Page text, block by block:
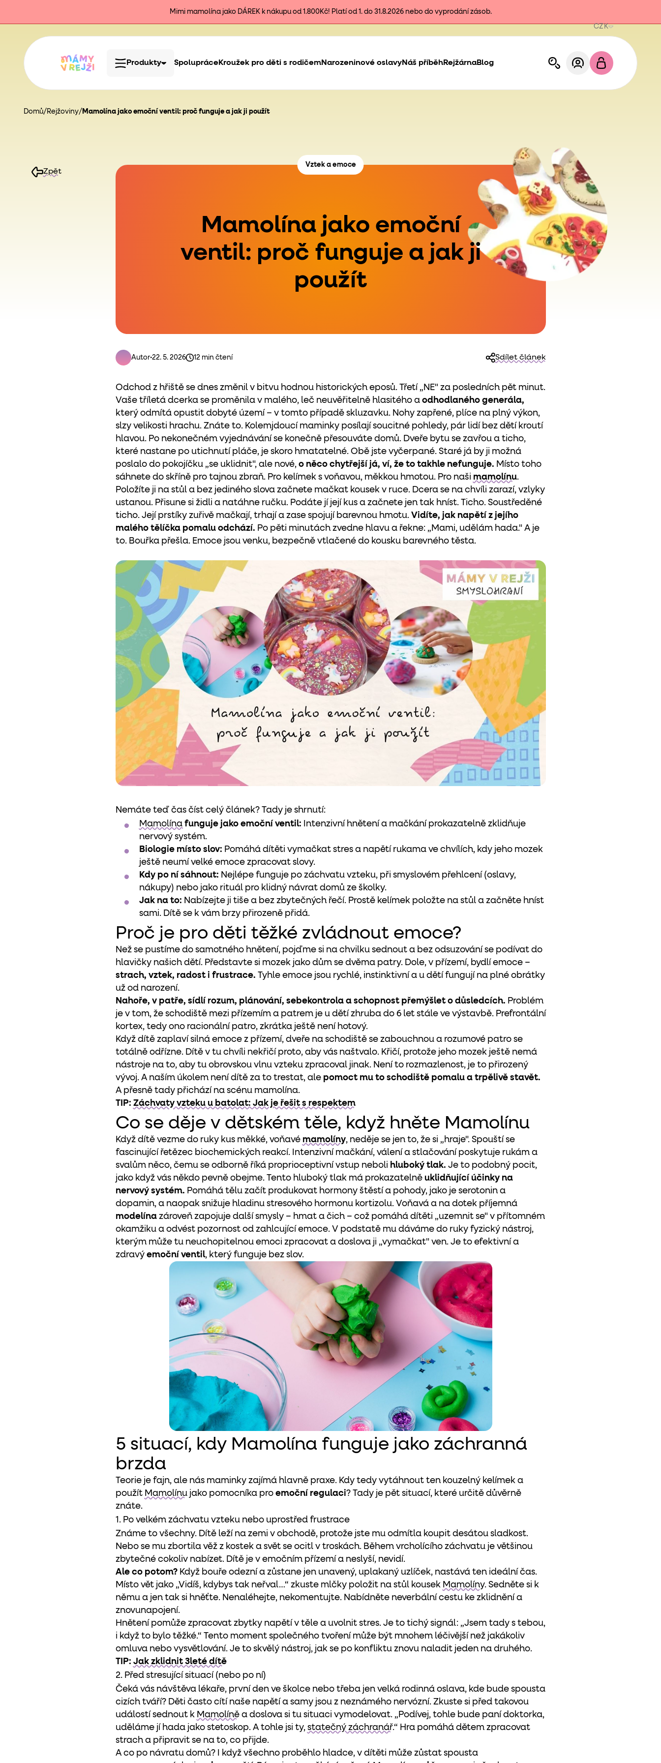
Mimi mamolína jako DÁREK k nákupu od 1.800Kč! Platí od 1. do 31.8.2026 nebo do vyprodání zásob.
CZK
Produkty SpolupráceKroužek pro děti s rodičemNarozeninové oslavyNáš příběhRejžárnaBlog
Domů/ Rejžoviny/ Mamolína jako emoční ventil: proč funguje a jak ji použít
Zpět
Vztek a emoce
Mamolína jako emoční
ventil: proč funguje a jak ji
použít
Autor•22. 5. 2026 12 min čtení Sdílet článek
Odchod z hřiště se dnes změnil v bitvu hodnou historických eposů. Třetí „NE" za posledních pět minut.
Vaše tříletá dcerka se proměnila v malého, leč neuvěřitelně hlasitého aodhodlaného generála,
který odmítá opustit dobyté území – v tomto případě skluzavku. Nohy zapřené, plíce na plný výkon,
slzy velikosti hrachu. Znáte to. Kolemjdoucí maminky posílají soucitné pohledy, pár lidí bez dětí kroutí
hlavou. Po nekonečném vyjednávání se konečně přesouváte domů. Dveře bytu se zavřou a ticho,
které nastane po utichnutí pláče, je skoro hmatatelné. Obě jste vyčerpané. Staré já by ji možná
poslalo do pokojíčku „se uklidnit", ale nové, o něco chytřejší já, ví, že to takhle nefunguje. Místo toho
sáhnete do skříně pro tajnou zbraň. Pro kelímek s voňavou, měkkou hmotou. Pro naši mamolínu.
Položíte ji na stůl a bez jediného slova začnete mačkat kousek v ruce. Dcera se na chvíli zarazí, vzlyky
ustanou. Přisune si židli a natáhne ručku. Podáte jí její kus a začnete jen tak hníst. Ticho. Soustředěné
ticho. Její prstíky zuřivě mačkají, trhají a zase spojují barevnou hmotu. Vidíte, jak napětí z jejího
malého tělíčka pomalu odchází. Po pěti minutách zvedne hlavu a řekne: „Mami, udělám hada." A je
to. Bouřka přešla. Emoce jsou venku, bezpečně vtlačené do kousku barevného těsta.
Nemáte teď čas číst celý článek? Tady je shrnutí:
Mamolína funguje jako emoční ventil: Intenzivní hnětení a mačkání prokazatelně zklidňuje
nervový systém.
Biologie místo slov: Pomáhá dítěti vymačkat stres a napětí rukama ve chvílích, kdy jeho mozek
ještě neumí velké emoce zpracovat slovy.
Kdy po ní sáhnout: Nejlépe funguje po záchvatu vzteku, při smyslovém přehlcení (oslavy,
nákupy) nebo jako rituál pro klidný návrat domů ze školky.
Jak na to: Nabízejte ji tiše a bez zbytečných řečí. Prostě kelímek položte na stůl a začněte hníst
sami. Dítě se k vám brzy přirozeně přidá.
Proč je pro děti těžké zvládnout emoce?
Než se pustíme do samotného hnětení, pojďme si na chvilku sednout a bez odsuzování se podívat do
hlavičky našich dětí. Představte si mozek jako dům se dvěma patry. Dole, v přízemí, bydlí emoce –
strach, vztek, radost i frustrace. Tyhle emoce jsou rychlé, instinktivní a u dětí fungují na plné obrátky
už od narození.
Nahoře, v patře, sídlí rozum, plánování, sebekontrola a schopnost přemýšlet o důsledcích. Problém
je v tom, že schodiště mezi přízemím a patrem je u dětí zhruba do 6 let stále ve výstavbě. Prefrontální
kortex, tedy ono racionální patro, zkrátka ještě není hotový.
Když dítě zaplaví silná emoce z přízemí, dveře na schodiště se zabouchnou a rozumové patro se
totálně odřízne. Dítě v tu chvíli nekřičí proto, aby vás naštvalo. Křičí, protože jeho mozek ještě nemá
nástroje na to, aby tu obrovskou vlnu vzteku zpracoval jinak. Není to rozmazlenost, je to přirozený
vývoj. A naším úkolem není dítě za to trestat, alepomoct mu to schodiště pomalu a trpělivě stavět.
A přesně tady přichází na scénu mamolína.
TIP: Záchvaty vzteku u batolat: Jak je řešit s respektem
Co se děje v dětském těle, když hněte Mamolínu
Když dítě vezme do ruky kus měkké, voňavé mamolíny, neděje se jen to, že si „hraje". Spouští se
fascinující řetězec biochemických reakcí. Intenzivní mačkání, válení a stlačování poskytuje rukám a
svalům něco, čemu se odborně říká proprioceptivní vstup neboli hluboký tlak. Je to podobný pocit,
jako když vás někdo pevně obejme. Tento hluboký tlak má prokazatelně uklidňující účinky na
nervový systém. Pomáhá tělu začít produkovat hormony štěstí a pohody, jako je serotonin a
dopamin, a naopak snižuje hladinu stresového hormonu kortizolu. Voňavá a na dotek příjemná
modelínazároveň zapojuje další smysly – hmat a čich – což pomáhá dítěti „uzemnit se" v přítomném
okamžiku a odvést pozornost od zahlcující emoce. V podstatě mu dáváme do ruky fyzický nástroj,
kterým může tu neuchopitelnou emoci zpracovat a doslova ji „vymačkat" ven. Je to efektivní a
zdravý emoční ventil, který funguje bez slov.
5 situací, kdy Mamolína funguje jako záchranná
brzda
Teorie je fajn, ale nás maminky zajímá hlavně praxe. Kdy tedy vytáhnout ten kouzelný kelímek a
použít Mamolínujako pomocníka pro emoční regulaci? Tady je pět situací, které určitě důvěrně
znáte.
1. Po velkém záchvatu vzteku nebo uprostřed frustrace
Známe to všechny. Dítě leží na zemi v obchodě, protože jste mu odmítla koupit desátou sladkost.
Nebo se mu zbortila věž z kostek a svět se ocitl v troskách. Během vrcholícího záchvatu je většinou
zbytečné cokoliv nabízet. Dítě je v emočním přízemí a neslyší, nevidí.
Ale co potom?Když bouře odezní a zůstane jen unavený, uplakaný uzlíček, nastává ten ideální čas.
Místo vět jako „Vidíš, kdybys tak neřval…“ zkuste mlčky položit na stůl kousek Mamolíny.Sedněte si k
němu a jen tak si hněťte. Nenaléhejte, nekomentujte. Nabídněte neverbální cestu ke zklidnění a
znovunapojení.
Hnětení pomůže zpracovat zbytky napětí v těle a uvolnit stres. Je to tichý signál: „Jsem tady s tebou,
i když to bylo těžké.“ Tento moment společného tvoření může být mnohem léčivější než jakákoliv
omluva nebo vysvětlování. Je to skvělý nástroj, jak se po konfliktu znovu naladit jeden na druhého.
TIP: Jak zklidnit 3leté dítě
2. Před stresující situací (nebo po ní)
Čeká vás návštěva lékaře, první den ve školce nebo třeba jen velká rodinná oslava, kde bude spousta
cizích tváří? Děti často cítí naše napětí a samy jsou z neznámého nervózní. Zkuste si před takovou
událostí sednout k Mamolíně a doslova si tu situaci vymodelovat. „Podívej, tohle bude paní doktorka,
uděláme jí hada jako stetoskop. A tohle jsi ty, statečný záchranář.“ Hra pomáhá dětem zpracovat
strach a připravit se na to, co přijde.
A co po návratu domů? I když všechno proběhlo hladce, v dítěti může zůstat spousta